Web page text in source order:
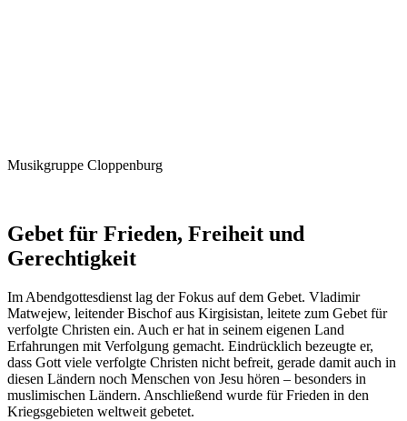
Musikgruppe Cloppenburg
Gebet für Frieden, Freiheit und
Gerechtigkeit
Im Abendgottesdienst lag der Fokus auf dem Gebet. Vladimir
Matwejew, leitender Bischof aus Kirgisistan, leitete zum Gebet für
verfolgte Christen ein. Auch er hat in seinem eigenen Land
Erfahrungen mit Verfolgung gemacht. Eindrücklich bezeugte er,
dass Gott viele verfolgte Christen nicht befreit, gerade damit auch in
diesen Ländern noch Menschen von Jesu hören – besonders in
muslimischen Ländern. Anschließend wurde für Frieden in den
Kriegsgebieten weltweit gebetet.